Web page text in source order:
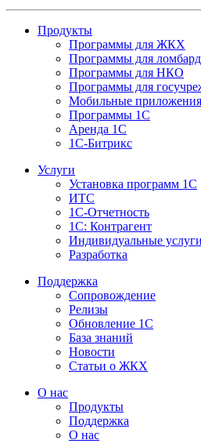
Продукты
Программы для ЖКХ
Программы для
Программы для НКО
Программы для
Мобильные приложения
Программы 1С
Аренда 1С
1С-Битрикс
Услуги
Установка программ 1С
ИТС
1С-Отчетность
1С: Контрагент
Индивидуальные услуги
Разработка
Поддержка
Сопровождение
Релизы
Обновление 1С
База знаний
Новости
Статьи о ЖКХ
О нас
Продукты
Поддержка
О нас